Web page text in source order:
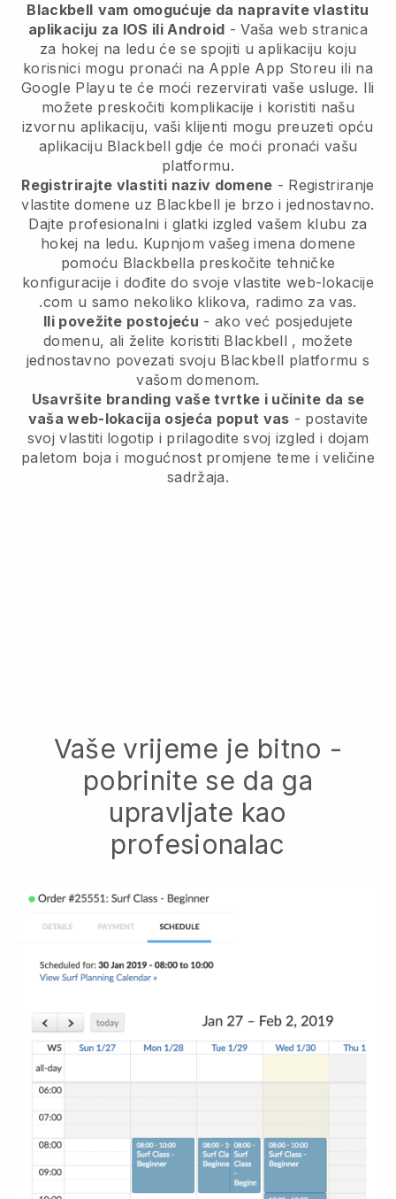
Blackbell vam omogućuje da napravite vlastitu
aplikaciju za IOS ili Android -Vaša web stranica
za hokej na ledu će se spojiti u aplikaciju koju
korisnici mogu pronaći na Apple App Storeu ili na
Google Playu te će moći rezervirati vaše usluge. Ili
možete preskočiti komplikacije i koristiti našu
izvornu aplikaciju, vaši klijenti mogu preuzeti opću
aplikaciju Blackbell gdje će moći pronaći vašu
platformu.
Registrirajte vlastiti naziv domene - Registriranje
vlastite domene uz Blackbell je brzo i jednostavno.
Dajte profesionalni i glatki izgled vašem klubu za
hokej na ledu. Kupnjom vašeg imena domene
pomoću Blackbella preskočite tehničke
konfiguracije i dođite do svoje vlastite web-lokacije
.com u samo nekoliko klikova, radimo za vas.
Ili povežite postojeću - ako već posjedujete
domenu, ali želite koristiti Blackbell , možete
jednostavno povezati svoju Blackbell platformu s
vašom domenom.
Usavršite branding vaše tvrtke i učinite da se
vaša web-lokacija osjeća poput vas - postavite
svoj vlastiti logotip i prilagodite svoj izgled i dojam
paletom boja i mogućnost promjene teme i veličine
sadržaja.
Vaše vrijeme je bitno -
pobrinite se da ga
upravljate kao
profesionalac